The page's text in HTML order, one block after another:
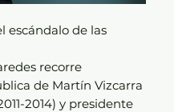
escándalo de las
recorre
de Martín Vizcarra
2014) y presidente